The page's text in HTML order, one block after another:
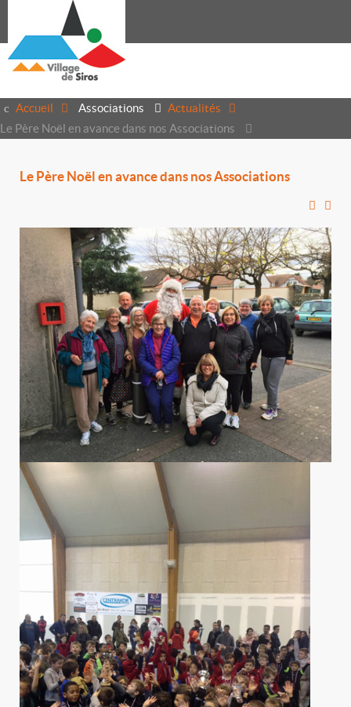
Accueil Associations
Actualités
Le Père Noël en avance dans nos Associations
Le Père Noël en avance dans nos Associations